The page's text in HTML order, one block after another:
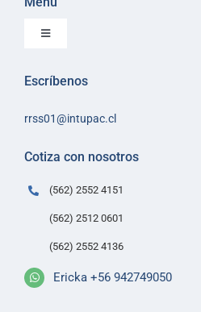
Toggle
Política de Ventas
Escríbenos
rrss01@intupac.cl
Cotiza con nosotros
(562) 2552 4151
(562) 2512 0601
(562) 2552 4136
Ericka +56 942749050